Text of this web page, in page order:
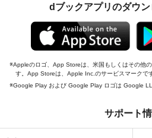
dブックアプリのダウ
Appleのロゴ、App Storeは、米国もしくはその他
す。App Storeは、Apple Inc.のサービスマークです
Google Play および Google Play ロゴは Google
サポート